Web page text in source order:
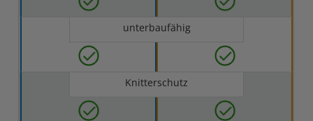
unterbaufähig
Knitterschutz